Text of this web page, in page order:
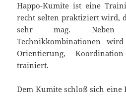
Happo-Kumite ist eine
recht selten praktiziert wird,
sehr mag. Neben
Technikkombinationen
Orientierung,
trainiert.
Dem Kumite schloß sich eine